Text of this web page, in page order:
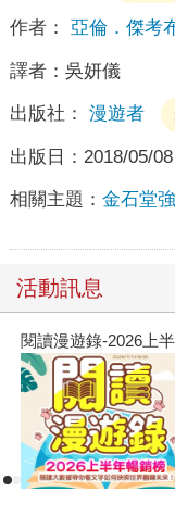
作者： 亞倫．傑考
譯者： 吳妍儀
出版社： 漫遊者
出版日： 2018/05/08
相關主題： 金石堂
活動訊息
閱讀漫遊錄-2026上